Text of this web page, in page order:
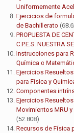
Uniformemente
Ejercicios de
de Bachillerato
PROPUESTA DE
C.P.E.S. NUESTRA
Instrucciones para
Química o
Ejercicios
para Física y
Componentes
Ejercicios
Movimientos MRU
(52.808)
Recursos de Física